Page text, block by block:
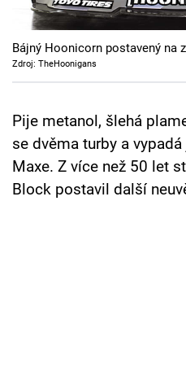
Cool Esport
Pořady
Sledujte prima+
Přihlášení
Bájný Hoonicorn postavený na
Zdroj: TheHoonigans
Pije metanol, šlehá
se dvěma turby a
Maxe. Z více než 50 let
Block postavil další